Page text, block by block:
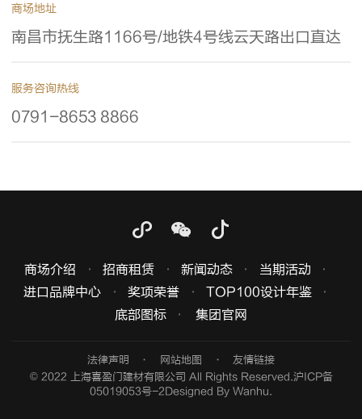
商场地址
南昌市抚生路1166号/地铁4号线云天路出口直达
服务咨询热线
0791-8653 8866
商场介绍 招商租赁 新闻动态
当期活动
进口品牌中心
奖项荣誉
TOP100设计年鉴
底部图标
集团官网
法律声明 网站地图
友情链接
© 2022 上海喜盈门建材有限公司 All Rights Reserved.沪ICP备
05019053号-2 Designed By Wanhu.